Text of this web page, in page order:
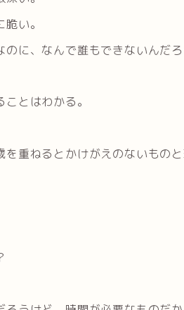
い。
に、なんで誰もできないんだ
とはわかる。
重ねるとかけがえのないものと